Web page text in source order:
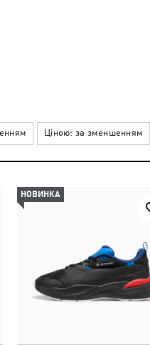
Ціною: за зменшенням
НОВИНКА